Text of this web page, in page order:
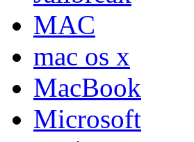
MAC
mac os x
MacBook
Microsoft